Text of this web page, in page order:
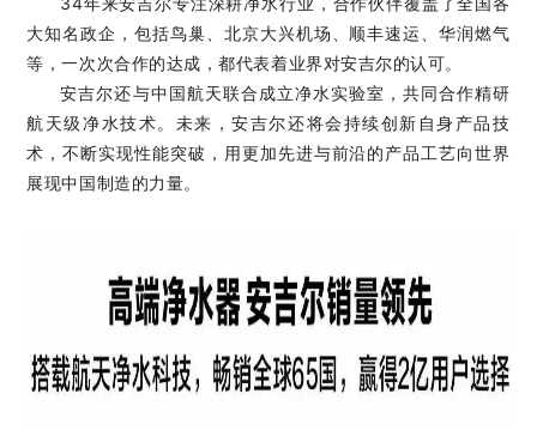
大知名政企，包括鸟巢、北京大兴机场、顺丰速运、华润燃气
等，一次次合作的达成，都代表着业界对安吉尔的认可。
安吉尔还与中国航天联合成立净水实验室，共同合作精研
航天级净水技术。未来，安吉尔还将会持续创新自身产品技
术，不断实现性能突破，用更加先进与前沿的产品工艺向世界
展现中国制造的力量。